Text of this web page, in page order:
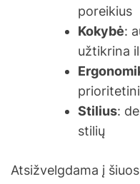
poreikius
Kokybė:
užtikrina
Stilius:
stilių
Atsižvelgdama į